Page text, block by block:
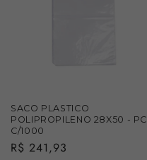
SACO PLASTICO
POLIPROPILENO 28X50 - PC
C/1000
Preço
R$ 241,93